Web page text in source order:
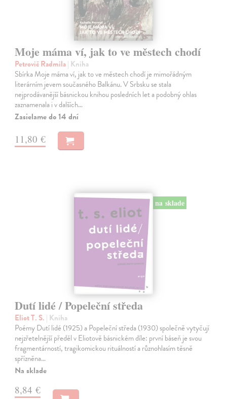
Moje máma ví, jak to ve městech chodí
Petrovič Radmila| Kniha
Sbírka Moje máma ví, jak to ve městech chodí je mimořádným
literárním jevem současného Balkánu. V Srbsku se stala
nejprodávanější básnickou knihou posledních let a podobný ohlas
zaznamenala i v dalších…
Zasielame do 14 dní
11,80 €
na sklade
Dutí lidé / Popeleční středa
Eliot T. S. | Kniha
Poémy Dutí lidé (1925) a Popeleční středa (1930) společně vytyčují
nejzřetelnější předěl v Eliotově básnickém díle: první báseň je svou
fragmentárností, tragikomickou rituálností a různohlasím těsně
spřízněna…
Na sklade
8,84 €